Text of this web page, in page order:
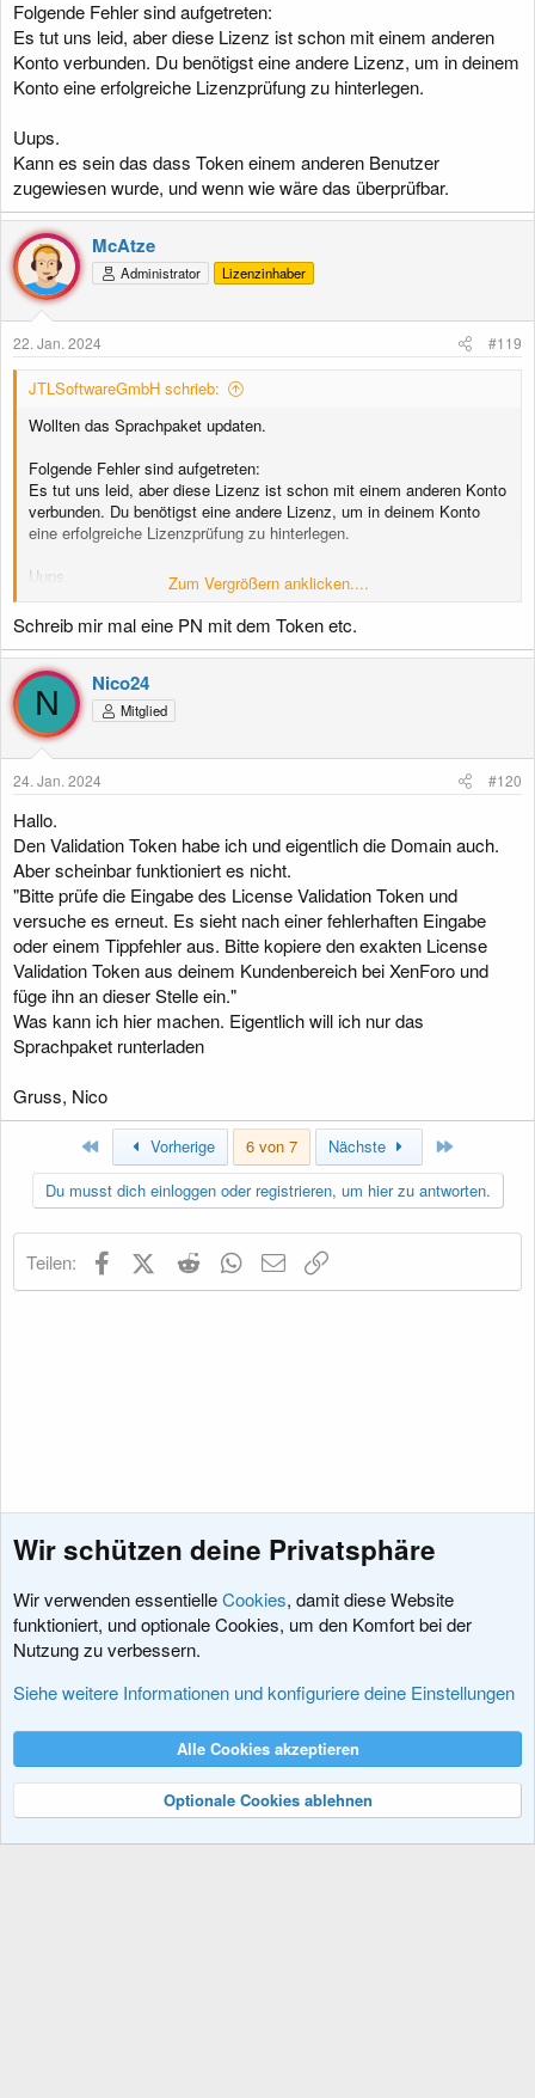
Folgende Fehler sind aufgetreten:
Es tut uns leid, aber diese Lizenz ist schon mit einem anderen
Konto verbunden. Du benötigst eine andere Lizenz, um in deinem
Konto eine erfolgreiche Lizenzprüfung zu hinterlegen.
Uups.
Kann es sein das dass Token einem anderen Benutzer
zugewiesen wurde, und wenn wie wäre das überprüfbar.
McAtze
Administrator Lizenzinhaber
22. Jan. 2024 #119
JTLSoftwareGmbH schrieb:
Wollten das Sprachpaket updaten.
Folgende Fehler sind aufgetreten:
Es tut uns leid, aber diese Lizenz ist schon mit einem anderen Konto
verbunden. Du benötigst eine andere Lizenz, um in deinem Konto
eine erfolgreiche Lizenzprüfung zu hinterlegen.
Uups.
Kann es sein das dass Token einem anderen Benutzer zugewiesen
wurde, und wenn wie wäre das überprüfbar.
Zum Vergrößern anklicken....
Schreib mir mal eine PN mit dem Token etc.
N
Nico24
Mitglied
24. Jan. 2024 #120
Hallo.
Den Validation Token habe ich und eigentlich die Domain auch.
Aber scheinbar funktioniert es nicht.
"Bitte prüfe die Eingabe des License Validation Token und
versuche es erneut. Es sieht nach einer fehlerhaften Eingabe
oder einem Tippfehler aus. Bitte kopiere den exakten License
Validation Token aus deinem Kundenbereich bei XenForo und
füge ihn an dieser Stelle ein."
Was kann ich hier machen. Eigentlich will ich nur das
Sprachpaket runterladen
Gruss, Nico
Erste Vorherige 6 von 7 Nächste
Du musst dich einloggen oder registrieren, um hier zu antworten.
Teilen: FacebookX (Twitter)
Reddit WhatsApp
E-Mail
Feedback zu xenDACH
Nutzungsbedingungen Datenschutz
R
Community platform by XenForo® © 2010-2024 XenForo Ltd.
Wir schützen deine Privatsphäre
Wir verwenden essentielleCookies, damit diese Website
funktioniert, und optionale Cookies, um den Komfort bei der
Nutzung zu verbessern.
Siehe weitere Informationen und konfiguriere deine Einstellungen
Alle Cookies akzeptieren
Optionale Cookies ablehnen